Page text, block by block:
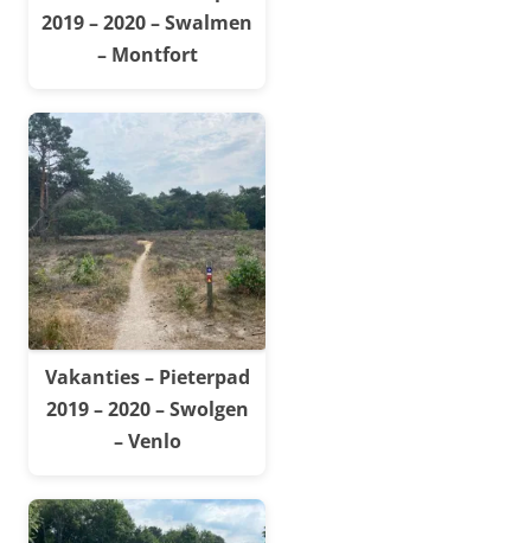
2019 – 2020 – Swalmen
– Montfort
Vakanties – Pieterpad
2019 – 2020 – Swolgen
– Venlo